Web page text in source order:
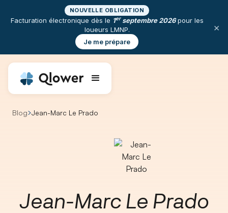
NOUVELLE OBLIGATION
Facturation électronique dès le 1erseptembre 2026pour les
loueurs LMNP.
Je me prépare
×
Blog Jean-Marc Le Prado
Jean-Marc Le Prado